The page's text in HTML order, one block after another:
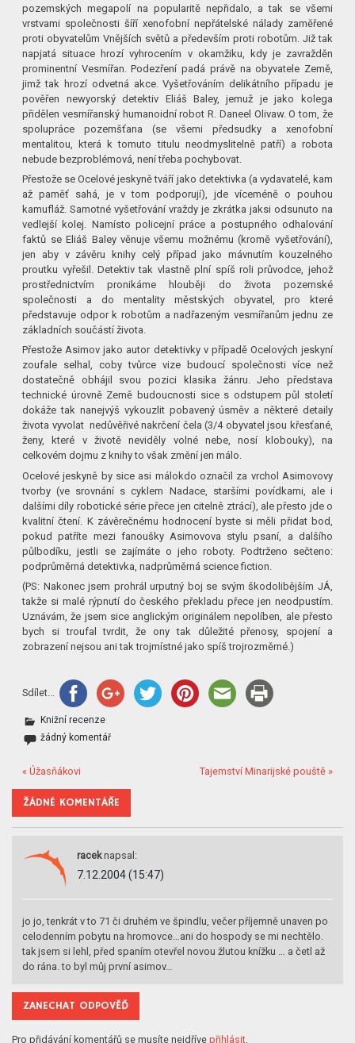
pozemských megapolí na popularitě nepřidalo, a tak se všemi
vrstvami společnosti šíří xenofobní nepřátelské nálady zaměřené
proti obyvatelům Vnějších světů a především proti robotům. Již tak
napjatá situace hrozí vyhrocením v okamžiku, kdy je zavražděn
prominentní Vesmířan. Podezření padá právě na obyvatele Země,
jimž tak hrozí odvetná akce. Vyšetřováním delikátního případu je
pověřen newyorský detektiv Eliáš Baley, jemuž je jako kolega
přidělen vesmířanský humanoidní robot R. Daneel Olivaw. O tom, že
spolupráce pozemšťana (se všemi předsudky a xenofobní
mentalitou, která k tomuto titulu neodmyslitelně patří) a robota
nebude bezproblémová, není třeba pochybovat.
Přestože se Ocelové jeskyně tváří jako detektivka (a vydavatelé, kam
až paměť sahá, je v tom podporují), jde víceméně o pouhou
kamufláž. Samotné vyšetřování vraždy je zkrátka jaksi odsunuto na
vedlejší kolej. Namísto policejní práce a postupného odhalování
faktů se Eliáš Baley věnuje všemu možnému (kromě vyšetřování),
jen aby v závěru knihy celý případ jako mávnutím kouzelného
proutku vyřešil. Detektiv tak vlastně plní spíš roli průvodce, jehož
prostřednictvím pronikáme hlouběji do života pozemské
společnosti a do mentality městských obyvatel, pro které
představuje odpor k robotům a nadřazeným vesmířanům jednu ze
základních součástí života.
Přestože Asimov jako autor detektivky v případě Ocelových jeskyní
zoufale selhal, coby tvůrce vize budoucí společnosti více než
dostatečně obhájil svou pozici klasika žánru. Jeho představa
technické úrovně Země budoucnosti sice s odstupem půl století
dokáže tak nanejvýš vykouzlit pobavený úsměv a některé detaily
života vyvolat nedůvěřivé nakrčení čela (3/4 obyvatel jsou křesťané,
ženy, které v životě neviděly volné nebe, nosí klobouky), na
celkovém dojmu z knihy to však změní jen málo.
Ocelové jeskyně by sice asi málokdo označil za vrchol Asimovovy
tvorby (ve srovnání s cyklem Nadace, staršími povídkami, ale i
dalšími díly robotické série přece jen citelně ztrácí), ale přesto jde o
kvalitní čtení. K závěrečnému hodnocení byste si měli přidat bod,
pokud patříte mezi fanoušky Asimovova stylu psaní, a dalšího
půlbodíku, jestli se zajímáte o jeho roboty. Podtrženo sečteno:
podprůměrná detektivka, nadprůměrná science fiction.
(PS: Nakonec jsem prohrál urputný boj se svým škodolibějším JÁ,
takže si malé rýpnutí do českého překladu přece jen neodpustím.
Uznávám, že jsem sice anglickým originálem nepolíben, ale přesto
bych si troufal tvrdit, že ony tak důležité přenosy, spojení a
zobrazení nejsou ani tak trojmístné jako spíš trojrozměrné.)
Sdílet...
Knižní recenze
žádný komentář
« Úžasňákovi Tajemství Minarijské pouště »
ŽÁDNÉ KOMENTÁŘE
racek napsal:
7.12.2004 (15:47)
jo jo, tenkrát v to 71 či druhém ve špindlu, večer příjemně unaven po
celodenním pobytu na hromovce…ani do hospody se mi nechtělo.
tak jsem si lehl, před spaním otevřel novou žlutou knížku … a četl až
do rána. to byl můj první asimov…
ZANECHAT ODPOVĚĎ
Pro přidávání komentářů se musíte nejdřívepřihlásit